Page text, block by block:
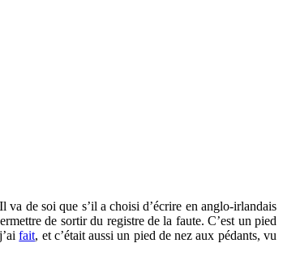
de soi que s’il a choisi d’écrire en anglo-irlandais
de sortir du registre de la faute. C’est un pied
fait, et c’était aussi un pied de nez aux pédants, vu